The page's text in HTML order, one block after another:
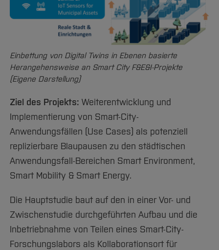
Arbeiten im FB G
Forschung und Projekte
International
Service
Studiengänge
Studieninteressierte
Aktuelles
Studium
Forschung und Entwicklung
International
Service
Amtliche Bekanntmachungen
Notfall-Infos
BO Shop
Familiengerechte Hochschule
Gleichstellung
Diskriminierungsfreie Hochschule
Vertretungen
Wahlen
Hochschulbibliothek
Hochschulkommunikation
Medienzentrum
qed-Stiftung
Einbettung von Digital Twins in Ebenen basierte
Herangehensweise an Smart City F&E&I-Projekte
(Eigene Darstellung)
Ziel des Projekts: Weiterentwicklung und
Implementierung von Smart-City-
Anwendungsfällen (Use Cases) als potenziell
replizierbare Blaupausen zu den städtischen
Anwendungsfall-Bereichen Smart Environment,
Smart Mobility & Smart Energy.
Die Hauptstudie baut auf den in einer Vor- und
Zwischenstudie durchgeführten Aufbau und die
Inbetriebnahme von Teilen eines Smart-City-
Forschungslabors als Kollaborationsort für